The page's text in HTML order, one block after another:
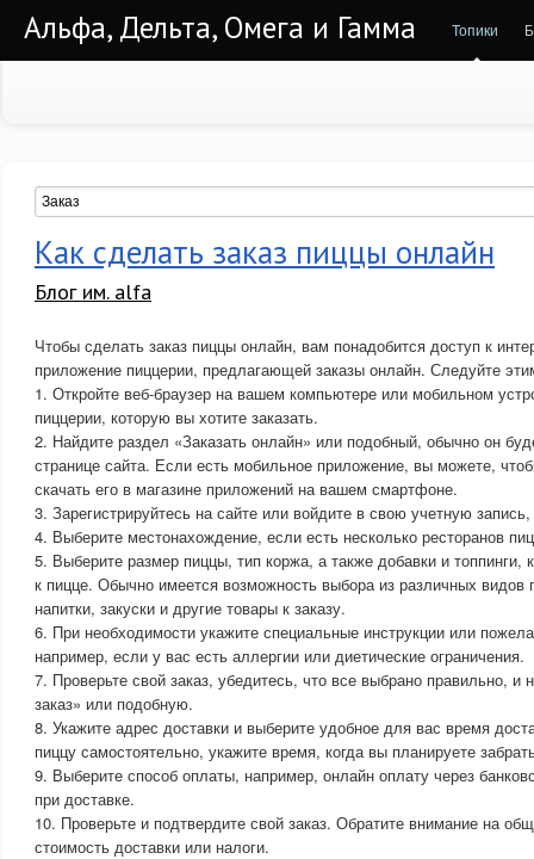
Альфа, Дельта, Омега и Гамма Топики
Как сделать заказ пиццы онлайн
Блог им. alfa
Чтобы сделать заказ пиццы онлайн, вам понадобится доступ к
приложение пиццерии, предлагающей заказы онлайн. Следуйте
1. Откройте веб-браузер на вашем компьютере или мобильном
пиццерии, которую вы хотите заказать.
2. Найдите раздел «Заказать онлайн» или подобный, обычно он
странице сайта. Если есть мобильное приложение, вы можете,
скачать его в магазине приложений на вашем смартфоне.
3. Зарегистрируйтесь на сайте или войдите в свою учетную
4. Выберите местонахождение, если есть несколько ресторанов
5. Выберите размер пиццы, тип коржа, а также добавки и топпинги,
к пицце. Обычно имеется возможность выбора из различных видов
напитки, закуски и другие товары к заказу.
6. При необходимости укажите специальные инструкции или
например, если у вас есть аллергии или диетические ограничения.
7. Проверьте свой заказ, убедитесь, что все выбрано правильно,
заказ» или подобную.
8. Укажите адрес доставки и выберите удобное для вас время
пиццу самостоятельно, укажите время, когда вы планируете
9. Выберите способ оплаты, например, онлайн оплату через
при доставке.
10. Проверьте и подтвердите свой заказ. Обратите внимание на
стоимость доставки или налоги.